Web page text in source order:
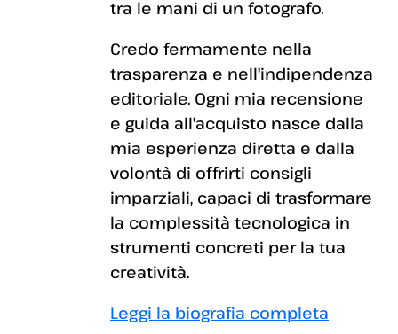
tra le mani di un fotografo.
Credo fermamente nella
trasparenza e nell'indipendenza
editoriale. Ogni mia recensione
e guida all'acquisto nasce dalla
mia esperienza diretta e dalla
volontà di offrirti consigli
imparziali, capaci di trasformare
la complessità tecnologica in
strumenti concreti per la tua
creatività.
Leggi la biografia completa